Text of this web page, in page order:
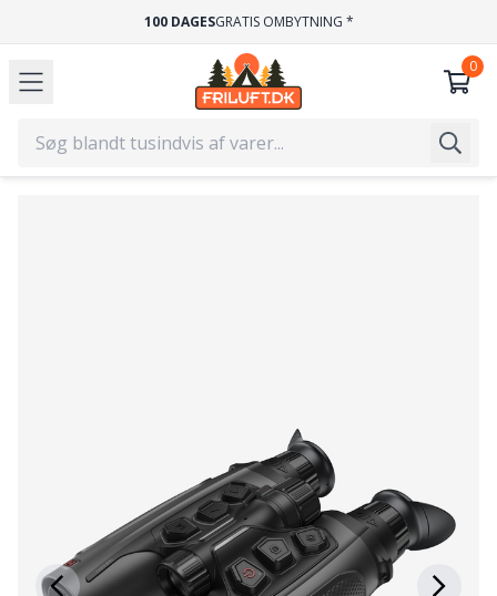
100 DAGESGRATIS OMBYTNING *